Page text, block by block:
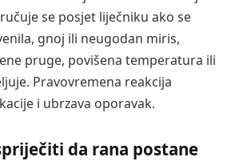
se posjet liječniku ako se
gnoj ili neugodan miris,
pruge, povišena temperatura ili
Pravovremena reakcija
i ubrzava oporavak.
da rana postane